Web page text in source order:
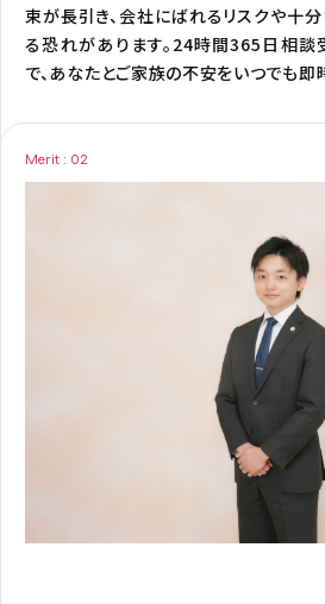
束が長引き、会社にばれるリスクや十
る恐れがあります。24時間365日相談
で、あなたとご家族の不安をいつでも即
Merit : 02